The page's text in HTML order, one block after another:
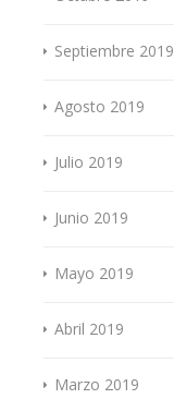
Septiembre 2019
Agosto 2019
Julio 2019
Junio 2019
Mayo 2019
Abril 2019
Marzo 2019